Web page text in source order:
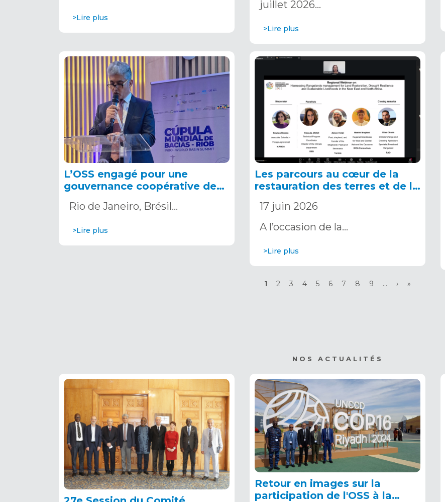
>Lire plus
juillet 2026…
>Lire plus
L’OSS engagé pour une
gouvernance coopérative des
des Bassins 2026.
Rio de Janeiro, Brésil…
>Lire plus
Les parcours au cœur de la
restauration des terres et de la
Consortium NENA de l’AIPE
mobilisé à l’approche de la
17 juin 2026
A l’occasion de la…
>Lire plus
Page
1 Page
2 Page
3 Page
4 Page
5 Page
6 Page
7 Page
8 Page
9 …
Page
›
Dernière
»
NOS ACTUALITÉS
Retour en images sur la
participation de l'OSS à la